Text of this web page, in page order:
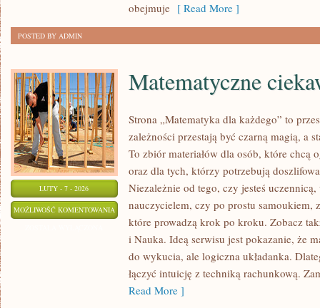
obejmuje [ Read More ]
POSTED BY ADMIN
LUTY - 7 - 2026
MOŻLIWOŚĆ KOMENTOWANIA MATEMATYCZNE
CIEKAWOSTKI
ZAGADKI
Matematyczne
Strona „Matematyka dla każdego” to
zależności przestają być czarną magią, a
To zbiór materiałów dla osób, które chcą
oraz dla tych, którzy potrzebują
Niezależnie od tego, czy jesteś
nauczycielem, czy po prostu samoukiem,
które prowadzą krok po kroku. Zobacz
i Nauka. Ideą serwisu jest pokazanie, że
do wykucia, ale logiczna układanka.
łączyć intuicję z techniką rachunkową.
Read More ]